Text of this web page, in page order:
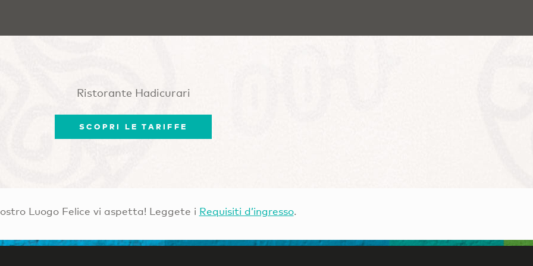
Ristorante Hadicurari
SCOPRI LE TARIFFE
Luogo Felice vi aspetta! Leggete i Requisiti d’ingresso.